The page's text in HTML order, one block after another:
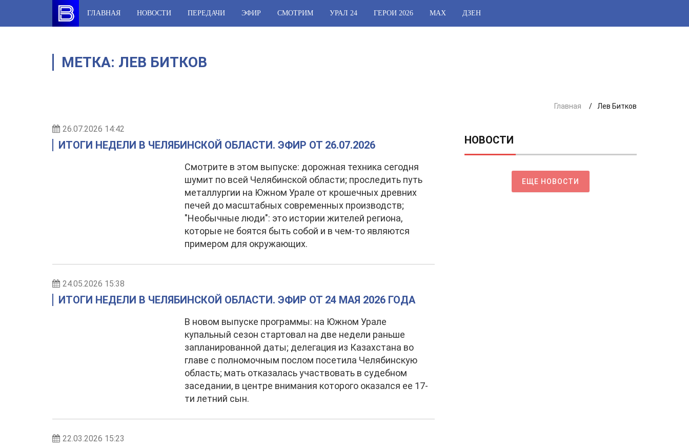
content
ГЛАВНАЯ НОВОСТИ ПЕРЕДАЧИ ЭФИР СМОТРИМ УРАЛ 24 ГЕРОИ 2026 МАХ ДЗЕН
МЕТКА: ЛЕВ БИТКОВ
Главная Лев Битков
26.07.2026 14:42
ИТОГИ НЕДЕЛИ В ЧЕЛЯБИНСКОЙ ОБЛАСТИ. ЭФИР ОТ 26.07.2026
Смотрите в этом выпуске: дорожная техника сегодня
шумит по всей Челябинской области; проследить путь
металлургии на Южном Урале от крошечных древних
печей до масштабных современных производств;
"Необычные люди": это истории жителей региона,
которые не боятся быть собой и в чем-то являются
примером для окружающих.
24.05.2026 15:38
ИТОГИ НЕДЕЛИ В ЧЕЛЯБИНСКОЙ ОБЛАСТИ. ЭФИР ОТ 24 МАЯ 2026 ГОДА
В новом выпуске программы: на Южном Урале
купальный сезон стартовал на две недели раньше
запланированной даты; делегация из Казахстана во
главе с полномочным послом посетила Челябинскую
область; мать отказалась участвовать в судебном
заседании, в центре внимания которого оказался ее 17-
ти летний сын.
22.03.2026 15:23
НОВОСТИ
ЕЩЕ НОВОСТИ